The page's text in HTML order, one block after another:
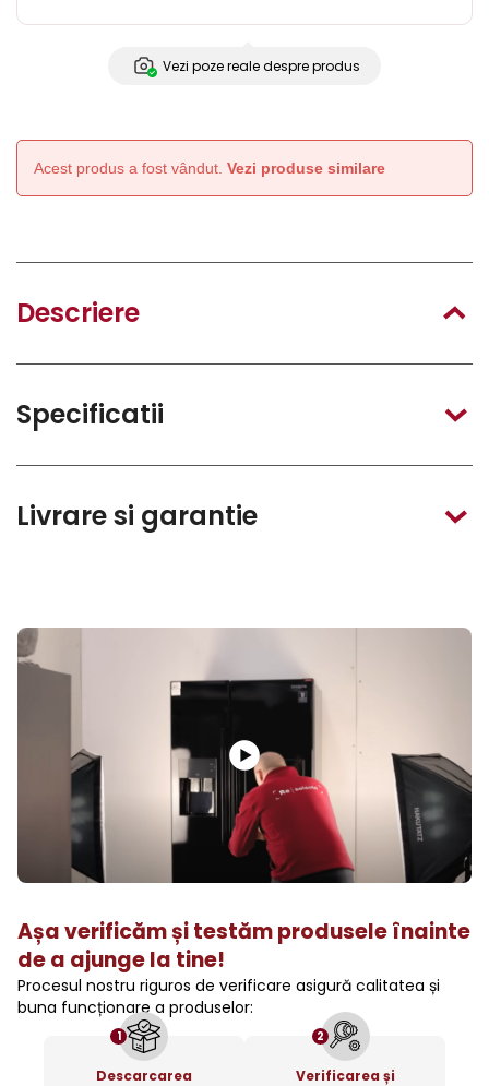
Vezi poze reale despre produs
Acest produs a fost vândut. Vezi produse similare
Descriere
Specificatii
Livrare si garantie
Așa verificăm și testăm produsele înainte
de a ajunge la tine!
Procesul nostru riguros de verificare asigură calitatea și
buna funcționare a produselor:
1
Descarcarea
2
Verificarea și